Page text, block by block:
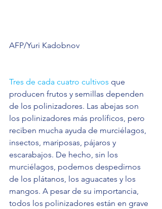
AFP/Yuri Kadobnov
Tres de cada cuatro cultivos que
producen frutos y semillas dependen
de los polinizadores. Las abejas son
los polinizadores más prolíficos, pero
reciben mucha ayuda de murciélagos,
insectos, mariposas, pájaros y
escarabajos. De hecho, sin los
murciélagos, podemos despedirnos
de los plátanos, los aguacates y los
mangos. A pesar de su importancia,
todos los polinizadores están en grave